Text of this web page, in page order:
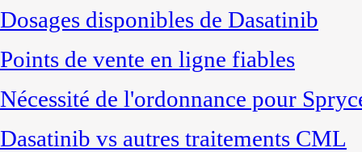
Dosages disponibles de Dasatinib
Points de vente en ligne fiables
Nécessité de l'ordonnance pour
Dasatinib vs autres traitements CML